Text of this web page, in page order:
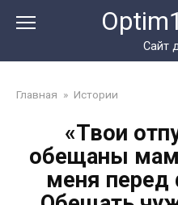
Сайт
Главная » Истории
«Твои
обещаны
меня